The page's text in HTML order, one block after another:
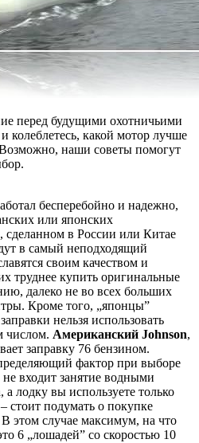
перед будущими охотничьими
какой мотор лучше
наши советы помогут
бесперебойно и надежно,
или японских
сделанном в России или Китае
в самый неподходящий
своим качеством и
труднее купить оригинальные
далеко не во всех больших
Кроме того, „японцы”
нельзя использовать
числом. Американский Johnson,
заправку 76 бензином.
фактор при выборе
входит занятие водными
лодку вы используете только
стоит подумать о покупке
этом случае максимум, на что
6 „лошадей” со скоростью 10